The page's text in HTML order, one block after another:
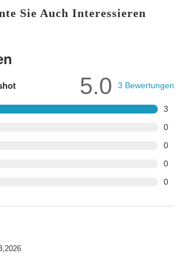
Sie Auch Interessieren
3
0
0
0
0
5.0 3 Bewertungen